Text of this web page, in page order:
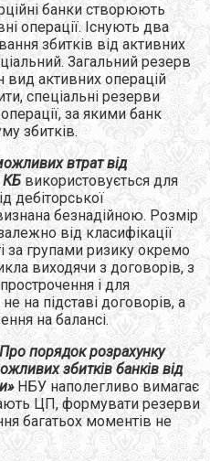
банки створюють
операції. Існують два
збитків від активних
Загальний резерв
вид активних операцій
спеціальні резерви
за якими банк
збитків.
втрат від
КБ використовується для
дебіторської
безнадійною. Розмір
від класифікації
за групами ризику окремо
виходячи з договорів, з
і для
на підставі договорів, а
на балансі.
порядок розрахунку
збитків банків від
НБУ наполегливо вимагає
ЦП, формувати резерви
багатьох моментів не